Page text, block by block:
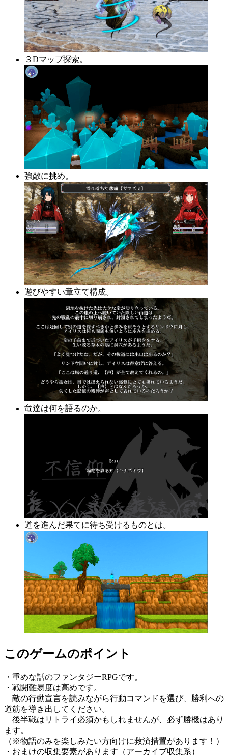
３Dマップ探索。
強敵に挑め。
遊びやすい章立て構成。
竜達は何を語るのか。
道を進んだ果てに待ち受けるものとは。
このゲームのポイント
・重めな話のファンタジーRPGです。
・戦闘難易度は高めです。
敵の行動宣言を読みながら行動コマンドを選び、勝利への
道筋を導き出してください。
後半戦はリトライ必須かもしれませんが、必ず勝機はあり
ます。
（※物語のみを楽しみたい方向けに救済措置があります！）
・おまけの収集要素があります（アーカイブ収集系）